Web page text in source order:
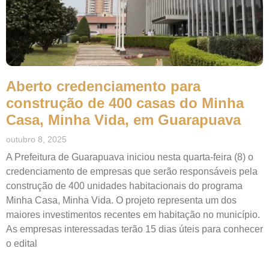
Aberto credenciamento para
construção de 400 casas do Minha
Casa, Minha Vida, em Guarapuava
outubro 8, 2025
A Prefeitura de Guarapuava iniciou nesta quarta-feira (8) o
credenciamento de empresas que serão responsáveis pela
construção de 400 unidades habitacionais do programa
Minha Casa, Minha Vida. O projeto representa um dos
maiores investimentos recentes em habitação no município.
As empresas interessadas terão 15 dias úteis para conhecer
o edital